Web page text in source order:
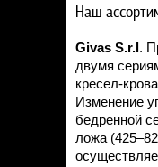
Наш
Givas S.r.l.
двумя
кресел-
Изменение
бедренной
ложа